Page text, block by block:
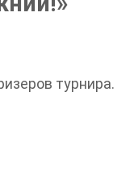
турнира.